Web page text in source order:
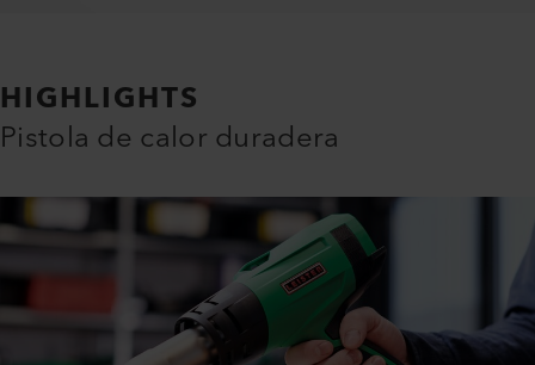
HIGHLIGHTS
Pistola de calor duradera